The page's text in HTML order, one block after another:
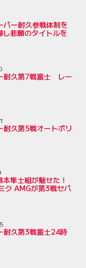
ー耐久参戦体制を
悲願のタイトルを
久第7戦富士 レー
久第5戦オートポリ
隼士組が魅せた！
ク AMGが第3戦セパ
久第3戦富士24時